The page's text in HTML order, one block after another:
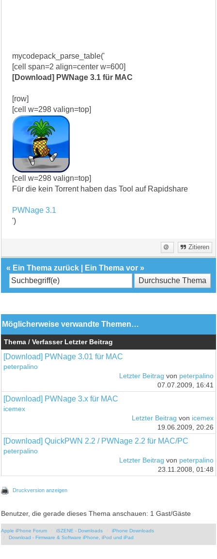
mycodepack_parse_table('
[cell span=2 align=center w=600]
[Download] PWNage 3.1 für MAC
[row]
[cell w=298 valign=top]
[cell w=298 valign=top]
Für die kein Torrent haben das Tool auf Rapidshare
PWNage 3.1
')
Zitieren
« Ein Thema zurück Ein Thema vor »
Möglicherweise verwandte Themen…
Thema / Verfasser Letzter Beitrag
[Download] PWNage 3.01 für MAC
peterpalino
Letzter Beitrag von peterpalino
07.07.2009, 16:41
[Download] PWNage 3.x für MAC
icemex
Letzter Beitrag von icemex
19.06.2009, 20:26
[Download] QuickPWN 2.2 / PWNage 2.2 für MAC/PC
peterpalino
Letzter Beitrag von peterpalino
23.11.2008, 01:48
Druckversion anzeigen
Benutzer, die gerade dieses Thema anschauen: 1 Gast/Gäste
Apple iPhone Forum iSZENE - Downloads
iPhone Downloads
Download - Firmware & Software iPhone, iPod und iPad